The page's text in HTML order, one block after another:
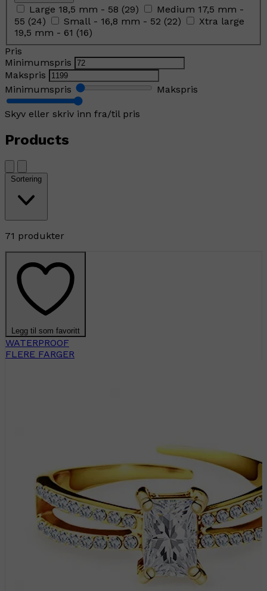
Large 18,5 mm - 58 (29)
Medium 17,5 mm -
55 (24) Small - 16,8 mm - 52 (22)
Xtra large
19,5 mm - 61 (16)
Pris
Minimumspris
Makspris
Minimumspris
Makspris
Skyv eller skriv inn fra/til pris
Products
Sortering
71 produkter
Legg til som favoritt
WATERPROOF
FLERE FARGER